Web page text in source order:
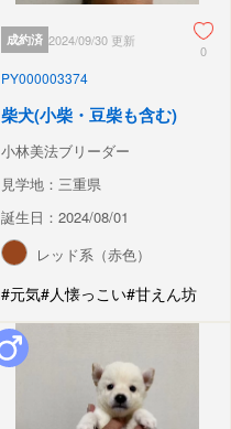
成約済 2024/09/30 更新
0
PY000003374
柴犬(小柴・豆柴も含む)
小林美法ブリーダー
見学地：三重県
誕生日：2024/08/01
レッド系（赤色）
#元気#人懐っこい#甘えん坊